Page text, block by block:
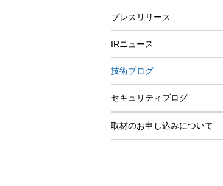
プレスリリース
IRニュース
技術ブログ
セキュリティブログ
取材のお申し込みについて